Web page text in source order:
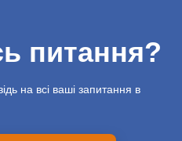
питання?
на всі ваші запитання в